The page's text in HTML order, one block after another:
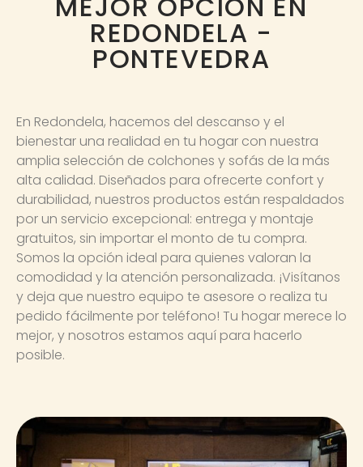
REDONDELA -
PONTEVEDRA
En Redondela, hacemos del descanso y el
bienestar una realidad en tu hogar con nuestra
amplia selección de colchones y sofás de la más
alta calidad. Diseñados para ofrecerte confort y
durabilidad, nuestros productos están respaldados
por un servicio excepcional: entrega y montaje
gratuitos, sin importar el monto de tu compra.
Somos la opción ideal para quienes valoran la
comodidad y la atención personalizada. ¡Visítanos
y deja que nuestro equipo te asesore o realiza tu
pedido fácilmente por teléfono! Tu hogar merece lo
mejor, y nosotros estamos aquí para hacerlo
posible.